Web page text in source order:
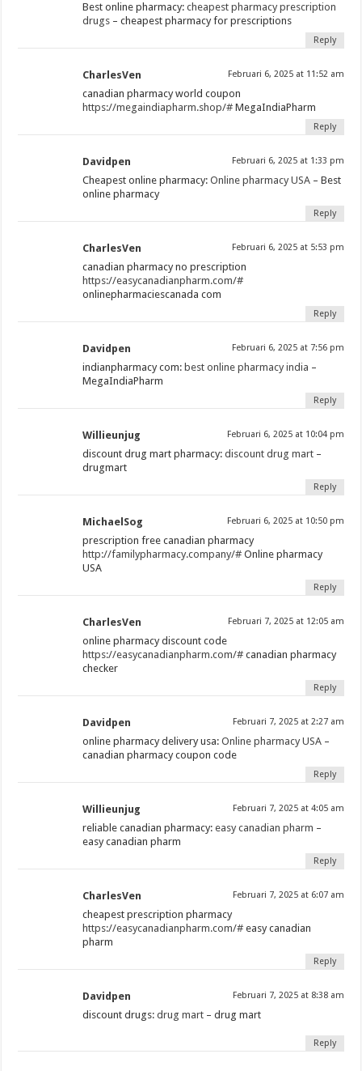
Best online pharmacy:cheapest pharmacy prescription
drugs – cheapest pharmacy for prescriptions
Reply
CharlesVen Februari 6, 2025 at 11:52 am
canadian pharmacy world coupon
https://megaindiapharm.shop/# MegaIndiaPharm
Reply
Davidpen Februari 6, 2025 at 1:33 pm
Cheapest online pharmacy:Online pharmacy USA – Best
online pharmacy
Reply
CharlesVen Februari 6, 2025 at 5:53 pm
canadian pharmacy no prescription
https://easycanadianpharm.com/#
onlinepharmaciescanada com
Reply
Davidpen Februari 6, 2025 at 7:56 pm
indianpharmacy com: best online pharmacy india –
MegaIndiaPharm
Reply
Willieunjug Februari 6, 2025 at 10:04 pm
discount drug mart pharmacy:discount drug mart –
drugmart
Reply
MichaelSog Februari 6, 2025 at 10:50 pm
prescription free canadian pharmacy
http://familypharmacy.company/# Online pharmacy
USA
Reply
CharlesVen Februari 7, 2025 at 12:05 am
online pharmacy discount code
https://easycanadianpharm.com/# canadian pharmacy
checker
Reply
Davidpen Februari 7, 2025 at 2:27 am
online pharmacy delivery usa:Online pharmacy USA –
canadian pharmacy coupon code
Reply
Willieunjug Februari 7, 2025 at 4:05 am
reliable canadian pharmacy:easy canadian pharm –
easy canadian pharm
Reply
CharlesVen Februari 7, 2025 at 6:07 am
cheapest prescription pharmacy
https://easycanadianpharm.com/# easy canadian
pharm
Reply
Davidpen Februari 7, 2025 at 8:38 am
discount drugs:drug mart – drug mart
Reply